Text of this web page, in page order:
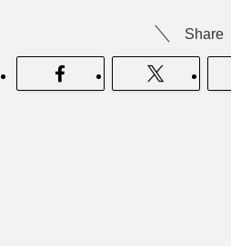
Share